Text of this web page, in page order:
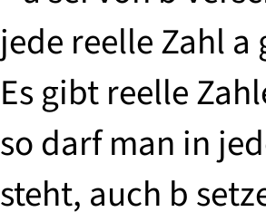
jede reelle Zahl a
Es gibt reelle
so darf man in
steht, auch b